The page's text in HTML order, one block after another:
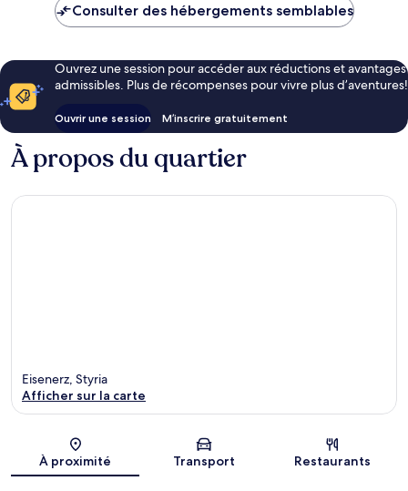
Consulter des hébergements semblables
Ouvrez une session pour accéder aux réductions et avantages
admissibles. Plus de récompenses pour vivre plus d’aventures!
Ouvrir une session M’inscrire gratuitement
À propos du quartier
Carte
Eisenerz, Styria
Afficher sur la carte
À proximité Transport Restaurants